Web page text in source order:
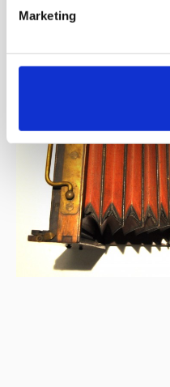
Marketing